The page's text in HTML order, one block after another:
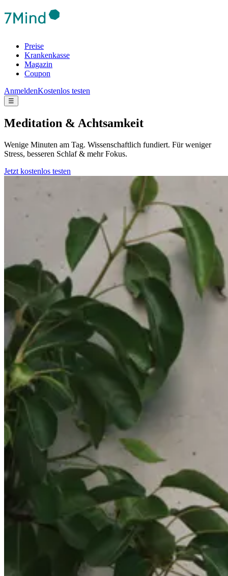
Preise
Krankenkasse
Magazin
Coupon
AnmeldenKostenlos testen
☰
Meditation & Achtsamkeit
Wenige Minuten am Tag. Wissenschaftlich fundiert. Für weniger
Stress, besseren Schlaf & mehr Fokus.
Jetzt kostenlos testen